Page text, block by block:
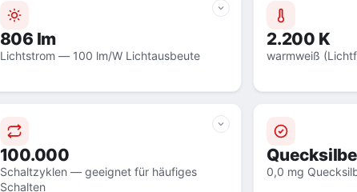
806 lm
Lichtstrom — 100 lm/W Lichtausbeute
2.200 K
warmweiß
100.000
Schaltzyklen — geeignet für häufiges
Schalten
0,0 mg